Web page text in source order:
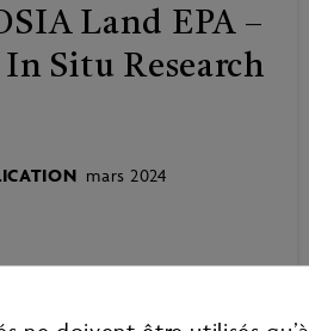
Land EPA –
Situ Research
mars 2024